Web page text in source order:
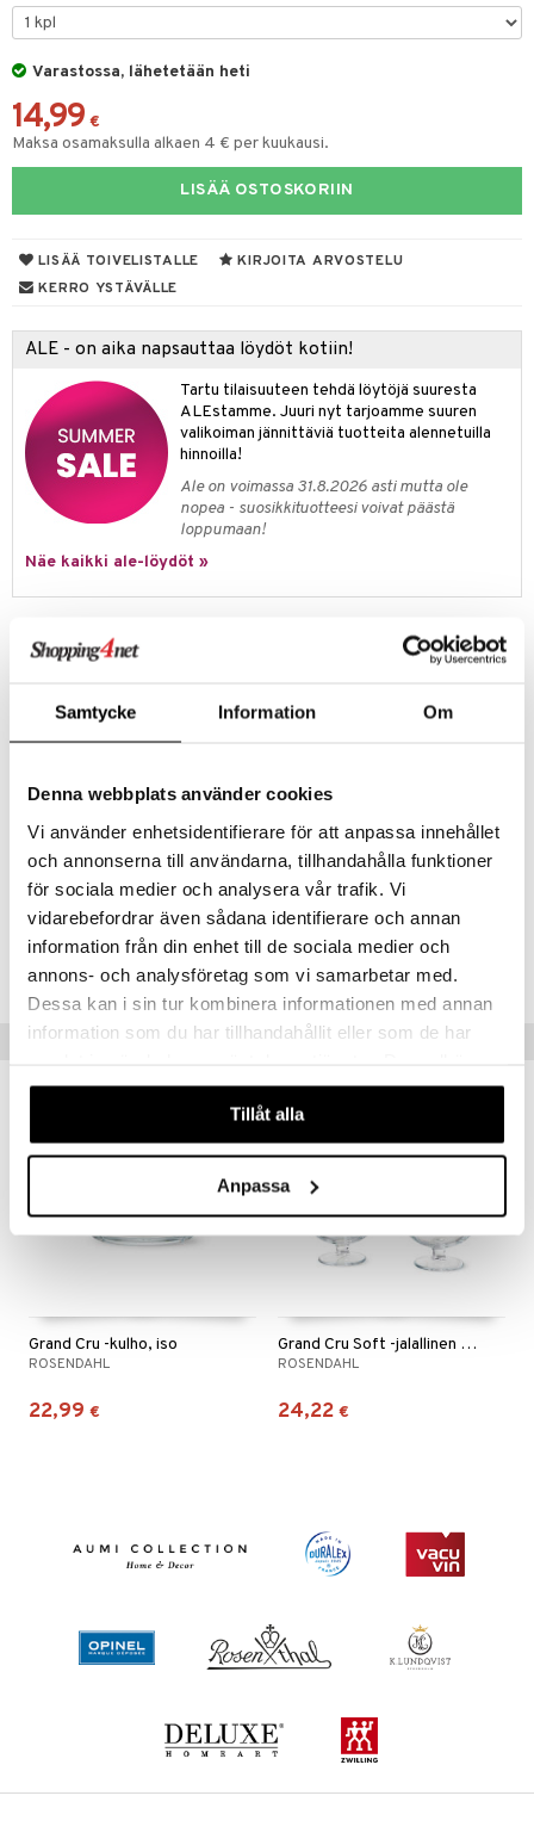
Samtycke Information Om
Denna webbplats använder cookies
Vi använder enhetsidentifierare för att anpassa innehållet
och annonserna till användarna, tillhandahålla funktioner
för sociala medier och analysera vår trafik. Vi
vidarebefordrar även sådana identifierare och annan
information från din enhet till de sociala medier och
annons- och analysföretag som vi samarbetar med.
Dessa kan i sin tur kombinera informationen med annan
information som du har tillhandahållit eller som de har
våra cookies vid fortsatt användande av vår webbplats.
Tillåt alla
Anpassa
Varastossa, lähetetään heti
14,99 €
Maksa osamaksulla alkaen 4 € per kuukausi.
LISÄÄ OSTOSKORIIN
LISÄÄ TOIVELISTALLE
KIRJOITA ARVOSTELU
KERRO YSTÄVÄLLE
ALE - on aika napsauttaa löydöt kotiin!
Tartu tilaisuuteen tehdä löytöjä suuresta
ALEstamme. Juuri nyt tarjoamme suuren
valikoiman jännittäviä tuotteita alennetuilla
hinnoilla!
Ale on voimassa 31.8.2026 asti mutta ole
nopea - suosikkituotteesi voivat päästä
loppumaan!
Näe kaikki ale-löydöt »
Keskikokoinen lasikulho, joka sopii monenlaiseen tarjoiluun. Voit
muotoilu tekee astiasta helppokäyttöisen erilaisissa
tarjoilukokonaisuuksissa.
Suunnittelija: Erik Bagger
Koko: läpimitta: 20 cm. Leveys: 19,5 cm. Syvyys: 19,5 cm. Korkeus:
7,8 cm. Materiaali: lyijytöntä lasia. Väri: kirkas.
Konepesun kestävä, maksimilämpötila 50-55° C.
Tuotenumero
IVV15-1-XX
Vinkkejä sinulle
Grand Cru -kulho, iso
ROSENDAHL
22,99 €
Grand Cru Soft -jalallinen kulho 4 kpl pakkaus
ROSENDAHL
24,22 €
& Vihannesveitset
sisustus
tarvikkeita
tekstiilit
koristelu
säilytys
tekstiilit
Saalit
& Tyynyliinat
& Peitot
& Koukut
& Korit
& Veistokset
& Lyhdyt
& Korit
tekstiilit
tekstiilit
& Tyynyliinat
& Peitot
hyönteissuoja
& Lyhdyt
& vastauksia